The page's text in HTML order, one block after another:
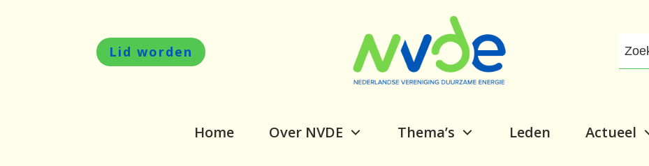
Lid worden
Home Over NVDE Thema’s Leden Actueel